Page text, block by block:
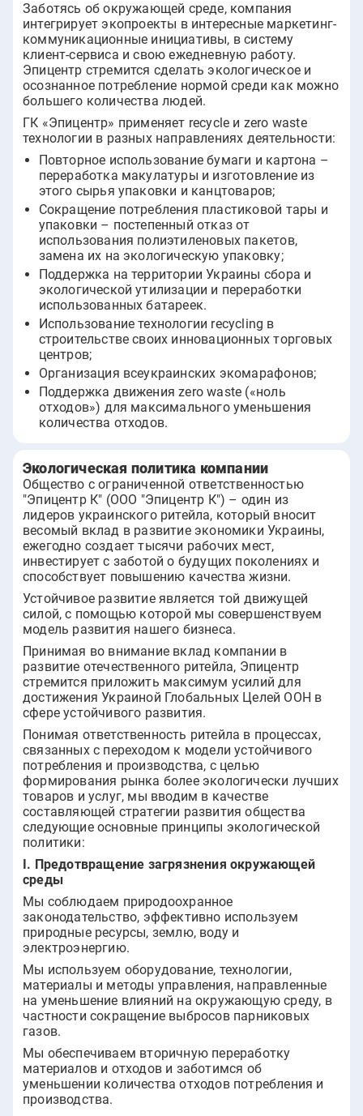
Заботясь об окружающей среде, компания
интегрирует экопроекты в интересные маркетинг-
коммуникационные инициативы, в систему
клиент-сервиса и свою ежедневную работу.
Эпицентр стремится сделать экологическое и
осознанное потребление нормой среди как можно
большего количества людей.
ГК «Эпицентр» применяет recycle и zero waste
технологии в разных направлениях деятельности:
Повторное использование бумаги и картона –
переработка макулатуры и изготовление из
этого сырья упаковки и канцтоваров;
Сокращение потребления пластиковой тары и
упаковки – постепенный отказ от
использования полиэтиленовых пакетов,
замена их на экологическую упаковку;
Поддержка на территории Украины сбора и
экологической утилизации и переработки
использованных батареек.
Использование технологии recycling в
строительстве своих инновационных торговых
центров;
Организация всеукраинских экомарафонов;
Поддержка движения zero waste («ноль
отходов») для максимального уменьшения
количества отходов.
Экологическая политика компании
Общество с ограниченной ответственностью
"Эпицентр К" (ООО "Эпицентр К") – один из
лидеров украинского ритейла, который вносит
весомый вклад в развитие экономики Украины,
ежегодно создает тысячи рабочих мест,
инвестирует с заботой о будущих поколениях и
способствует повышению качества жизни.
Устойчивое развитие является той движущей
силой, с помощью которой мы совершенствуем
модель развития нашего бизнеса.
Принимая во внимание вклад компании в
развитие отечественного ритейла, Эпицентр
стремится приложить максимум усилий для
достижения Украиной Глобальных Целей ООН в
сфере устойчивого развития.
Понимая ответственность ритейла в процессах,
связанных с переходом к модели устойчивого
потребления и производства, с целью
формирования рынка более экологически лучших
товаров и услуг, мы вводим в качестве
составляющей стратегии развития общества
следующие основные принципы экологической
политики:
I. Предотвращение загрязнения окружающей
среды
Мы соблюдаем природоохранное
законодательство, эффективно используем
природные ресурсы, землю, воду и
электроэнергию.
Мы используем оборудование, технологии,
материалы и методы управления, направленные
на уменьшение влияний на окружающую среду, в
частности сокращение выбросов парниковых
газов.
Мы обеспечиваем вторичную переработку
материалов и отходов и заботимся об
уменьшении количества отходов потребления и
производства.